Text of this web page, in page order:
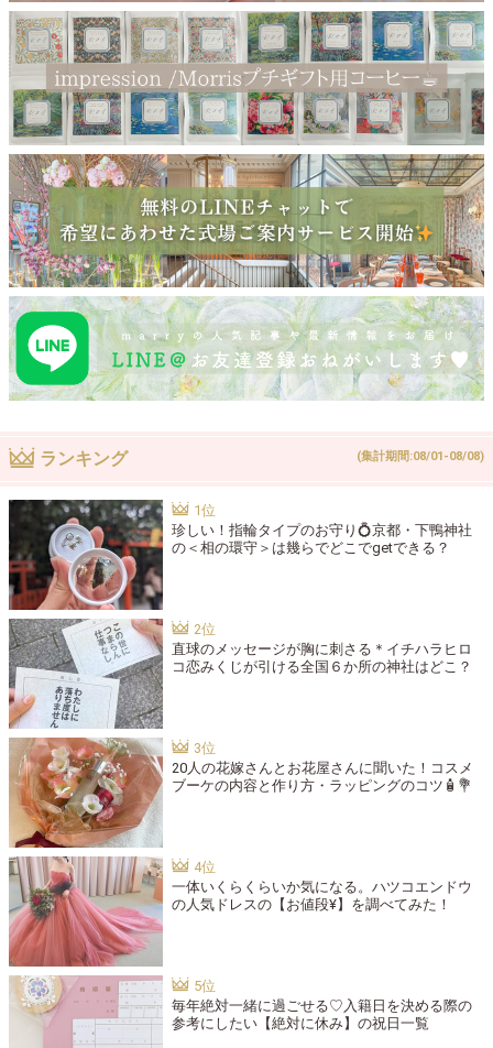
ランキング (集計期間:08/01-08/08)
珍しい！指輪タイプのお守り💍京都・下鴨神社
の＜相の環守＞は幾らでどこでgetできる？
直球のメッセージが胸に刺さる＊イチハラヒロ
コ恋みくじが引ける全国６か所の神社はどこ？
20人の花嫁さんとお花屋さんに聞いた！コスメ
ブーケの内容と作り方・ラッピングのコツ🧴💐
一体いくらくらいか気になる。ハツコエンドウ
の人気ドレスの【お値段¥】を調べてみた！
毎年絶対一緒に過ごせる♡入籍日を決める際の
参考にしたい【絶対に休み】の祝日一覧